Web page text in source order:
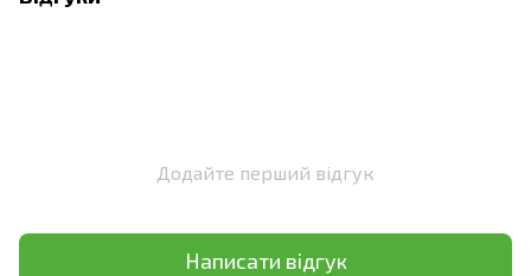
Додайте перший відгук
Написати відгук